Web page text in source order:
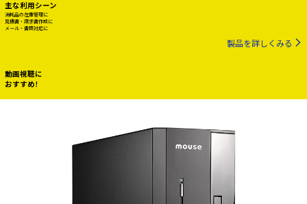
主な利用シーン
消耗品の在庫管理に
見積書・請求書作成に
メール・書類対応に
製品を詳しくみる
動画視聴に
おすすめ!